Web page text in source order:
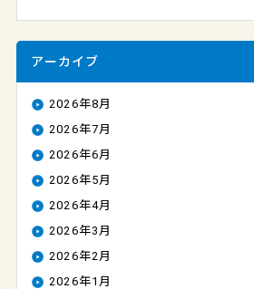
アーカイブ
2026年8月
2026年7月
2026年6月
2026年5月
2026年4月
2026年3月
2026年2月
2026年1月